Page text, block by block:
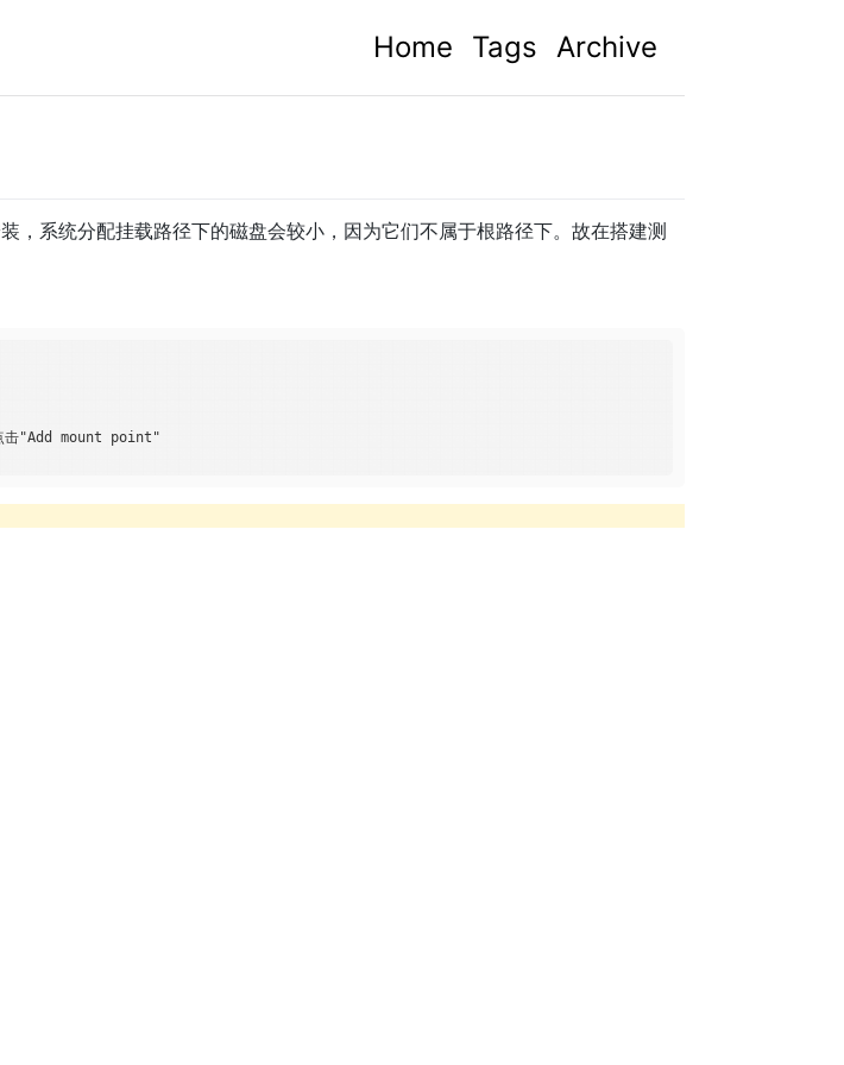
Home Tags Archive
，系统分配挂载路径下的磁盘会较小，因为它们不属于根路径下。故在搭建测
点击"Add mount point"